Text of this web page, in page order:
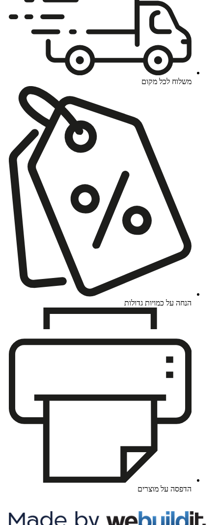
משלוח לכל מקום
הנחה על כמויות גדולות
הדפסה על מוצרים